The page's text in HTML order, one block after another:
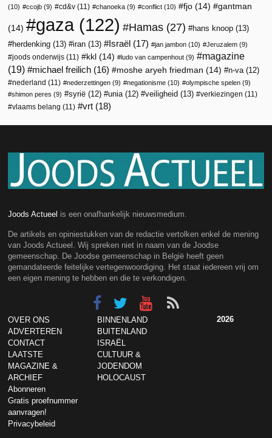
(10)
ccojb (9) cd&v (11) chanoeka (9) conflict (10) fjo (14) gantman
(14) gaza (122) Hamas (27) hans knoop (13)
herdenking (13) iran (13) Israël (17) jan jambon (10) Jeruzalem (9)
joods onderwijs (11) kkl (14) ludo van campenhout (9)
magazine
(19)
michael freilich (16) moshe aryeh friedman (14) n-va (12)
nederland (11) nederzettingen (9) negationisme (10) olympische spelen (9)
shimon peres (9) syrië (12) unia (12) veiligheid (13) verkiezingen (11)
vlaams belang (11) vrt (18)
Joods Actueel is een onafhankelijk nieuwsmedium.
De artikels en opiniestukken van de redactie vertolken enkel de mening
van Joods Actueel. Wij spreken niet in naam van de Joodse
gemeenschap. De Joodse gemeenschap in België heeft geen
gemandateerde feitelijke vertegenwoordiging. Het staat iedereen vrij om
een eigen mening te hebben en die te verkondigen.
OVER ONS
ADVERTEREN
CONTACT
LAATSTE
MAGAZINE &
ARCHIEF
Abonneren
Gratis proefnummer
aanvragen!
Privacybeleid
BINNENLAND
BUITENLAND
ISRAËL
CULTUUR &
JODENDOM
HOLOCAUST
2026